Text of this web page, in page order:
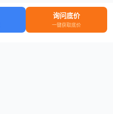
询问底价
一键获取底价
知识 登录